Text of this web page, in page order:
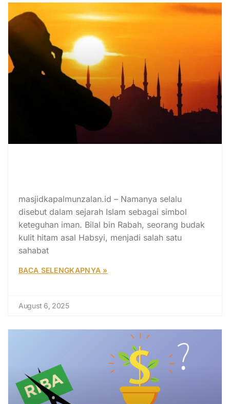
masjidkapalmunzalan.id – Namanya selalu
disebut dalam sejarah Islam sebagai simbol
keteguhan iman. Bilal bin Rabah, seorang budak
kulit hitam asal Habsyi, menjadi salah satu
sahabat
BACA SELENGKAPNYA »
August 6, 2025